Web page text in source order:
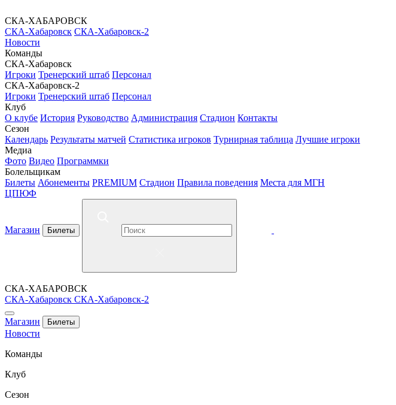
СКА-ХАБАРОВСК
СКА-Хабаровск СКА-Хабаровск-2
Новости
Команды
СКА-Хабаровск
Игроки Тренерский штаб Персонал
СКА-Хабаровск-2
Игроки Тренерский штаб Персонал
Клуб
О клубе История Руководство Администрация Стадион Контакты
Сезон
Календарь Результаты матчей Статистика игроков Турнирная таблица Лучшие игроки
Медиа
Фото Видео Программки
Болельщикам
Билеты Абонементы PREMIUM Стадион Правила поведения Места для МГН
ЦПЮФ
Магазин Билеты
СКА-ХАБАРОВСК
СКА-Хабаровск СКА-Хабаровск-2
Магазин Билеты
Новости
Команды
Клуб
Сезон